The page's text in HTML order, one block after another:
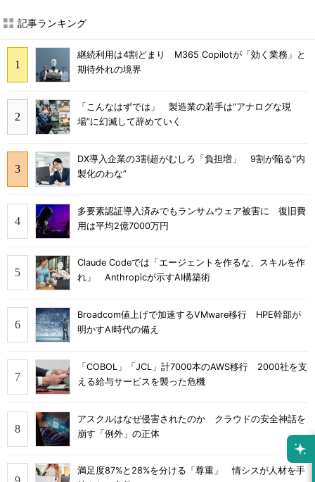
記事ランキング
継続利用は4割どまり M365 Copilotが「効く業務」と
期待外れの境界
「こんなはずでは」 製造業の若手は“アナログな現
場”に幻滅して辞めていく
DX導入企業の3割超がむしろ「負担増」 9割が陥る“内
製化のわな”
多要素認証導入済みでもランサムウェア被害に 復旧費
用は平均2億7000万円
Claude Codeでは「エージェントを作るな、スキルを作
れ」 Anthropicが示すAI構築術
Broadcom値上げで加速するVMware移行 HPE幹部が
明かすAI時代の備え
「COBOL」「JCL」計7000本のAWS移行 2000社を支
える給与サービスを襲った危機
アスクルはなぜ侵害されたのか クラウドの安全神話を
崩す「例外」の正体
満足度87%と28%を分ける「尊重」 情シスが人材を手